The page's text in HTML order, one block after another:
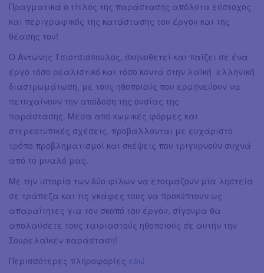
Πραγματικά ο τίτλος της παράστασης απόλυτα εύστοχος
και περιγραφικός της κατάστασης του έργου και της
θέασης του!
Ο Αντώνης Τσιοτσιόπουλος, σκηνοθετεί και παίζει σε ένα
έργο τόσο ρεαλιστικό και τόσο κοντά στην λαϊκή ελληνική
διαστρωμάτωση, με τους ηθοποιούς που ερμηνεύουν να
πετυχαίνουν την απόδοση της ουσίας της
παράστασης. Μέσα από κωμικές φόρμες και
στερεοτυπικές σχέσεις, προβάλλονται με ευχάριστο
τρόπο προβληματισμοί και σκέψεις που τριγυρνούν συχνά
από το μυαλό μας.
Με την ιστορία των δύο φίλων να ετοιμάζουν μία ληστεία
σε τράπεζα και τις γκάφες τους να προκύπτουν ως
απαραίτητες για τον σκοπό του έργου, σίγουρα θα
απολαύσετε τους ταιριαστούς ηθοποιούς σε αυτήν την
Σουρελαϊκέν παράσταση!
Περισσότερες πληροφορίες εδώ